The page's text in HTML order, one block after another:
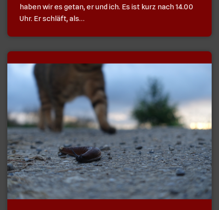
haben wir es getan, er und ich. Es ist kurz nach 14.00
Uhr. Er schläft, als…